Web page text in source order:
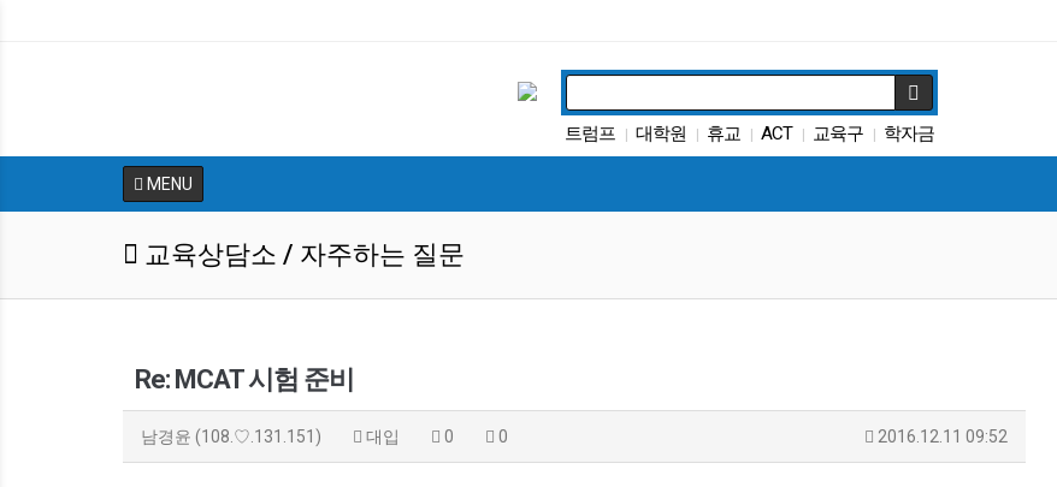
트럼프 대학원 휴교 ACT 교육구 학자금
봉사활동 SAT 원서 차터스쿨
MENU
교육상담소 / 자주하는 질문
Re: MCAT 시험 준비
남경윤 (108.♡.131.151) 대입 0 0 2016.12.11 09:52